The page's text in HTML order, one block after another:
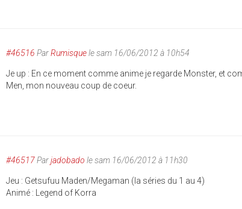
#46516 ParRumisquele sam 16/06/2012 à 10h54
Je up : En ce moment comme anime je regarde Monster, et
Men, mon nouveau coup de coeur.
#46517Parjadobado le sam 16/06/2012 à 11h30
Jeu : Getsufuu Maden/Megaman (la séries du 1 au 4)
Animé : Legend of Korra